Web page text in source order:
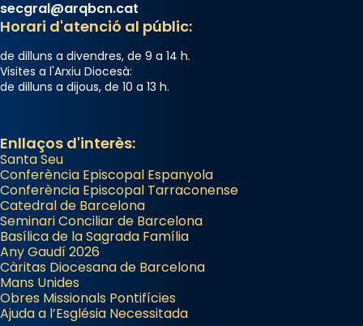
secgral@arqbcn.cat
Horari d'atenció al públic:
de dilluns a divendres, de 9 a 14 h.
Visites a l'Arxiu Diocesà:
de dilluns a dijous, de 10 a 13 h.
Enllaços d'interès:
Santa Seu
Conferència Episcopal Espanyola
Conferència Episcopal Tarraconense
Catedral de Barcelona
Seminari Conciliar de Barcelona
Basílica de la Sagrada Família
Any Gaudí 2026
Càritas Diocesana de Barcelona
Mans Unides
Obres Missionals Pontifícies
Ajuda a l’Església Necessitada